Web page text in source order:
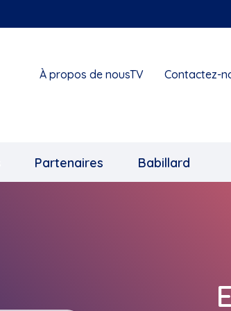
À propos de nousTV Contactez-
Partenaires Babillard